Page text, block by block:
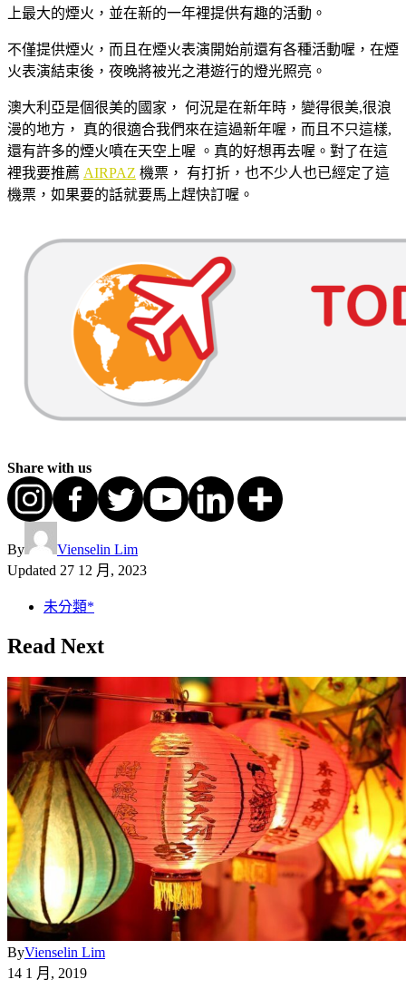
上最大的煙火，並在新的一年裡提供有趣的活動。
不僅提供煙火，而且在煙火表演開始前還有各種活動喔，在煙
火表演結束後，夜晚將被光之港遊行的燈光照亮。
澳大利亞是個很美的國家， 何況是在新年時，變得很美,很浪
漫的地方， 真的很適合我們來在這過新年喔，而且不只這樣,
還有許多的煙火噴在天空上喔 。真的好想再去喔。對了在這
裡我要推薦 AIRPAZ 機票， 有打折，也不少人也已經定了這
機票，如果要的話就要馬上趕快訂喔。
Share with us
By
Vienselin Lim
Updated 27 12 月, 2023
未分類*
Read Next
ByVienselin Lim
14 1 月, 2019